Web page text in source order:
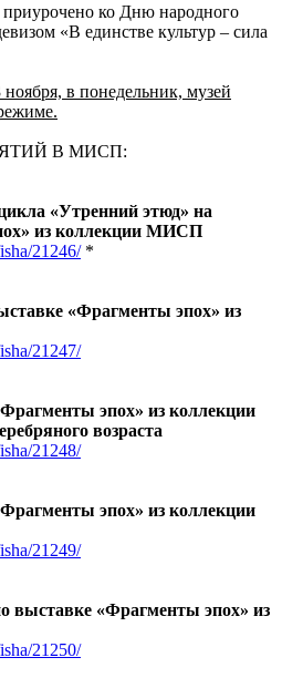
приурочено ко Дню народного
«В единстве культур – сила
в понедельник, музей
В МИСП:
«Утренний этюд» на
из коллекции МИСП
21246/*
«Фрагменты эпох» из
21247/
эпох» из коллекции
возраста
21248/
эпох» из коллекции
21249/
выставке «Фрагменты эпох» из
21250/